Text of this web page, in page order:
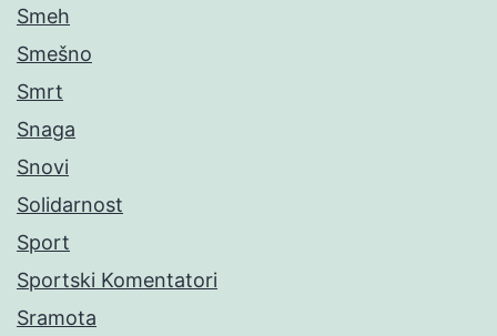
Smeh
Smešno
Smrt
Snaga
Snovi
Solidarnost
Sport
Sportski Komentatori
Sramota